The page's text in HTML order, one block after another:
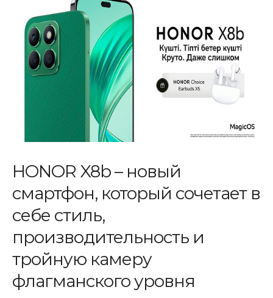
HONOR X8b – новый
смартфон, который сочетает в
себе стиль,
производительность и
тройную камеру
флагманского уровня